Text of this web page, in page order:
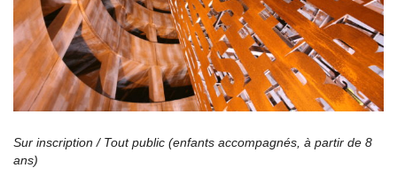
Sur inscription / Tout public (enfants accompagnés, à partir de 8
ans)